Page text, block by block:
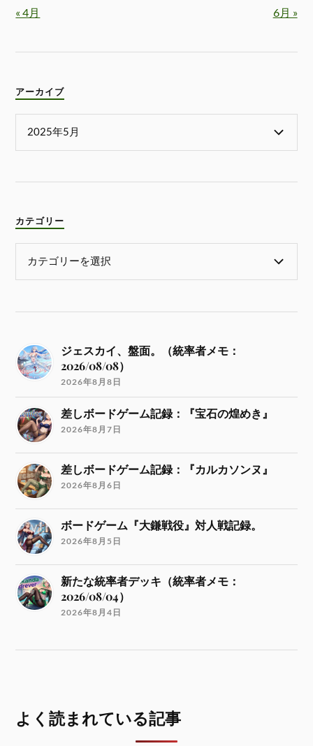
« 4月 6月 »
アーカイブ
カテゴリー
ジェスカイ、盤面。（統率者メモ：
2026/08/08）
2026年8月8日
差しボードゲーム記録：『宝石の煌めき』
2026年8月7日
差しボードゲーム記録：『カルカソンヌ』
2026年8月6日
ボードゲーム『大鎌戦役』対人戦記録。
2026年8月5日
新たな統率者デッキ（統率者メモ：
2026/08/04）
2026年8月4日
よく読まれている記事